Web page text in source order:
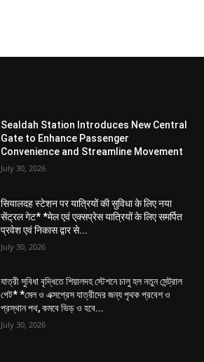
Sealdah Station Introduces New Central
Gate to Enhance Passenger
Convenience and Streamline Movement
July 30, 2026
सियालदह स्टेशन पर यात्रियों की सुविधा के लिए नया
सेंट्रल गेट* *मेल एवं एक्सप्रेस यात्रियों के लिए समर्पित
प्रवेश एवं निकास द्वार से...
July 30, 2026
যাত্রী সুবিধা বৃদ্ধিতে শিয়ালদহ স্টেশনে চালু হল নতুন সেন্ট্রাল
গেট* *মেল ও এক্সপ্রেস যাত্রীদের জন্য পৃথক প্রবেশ ও
প্রস্থান পথ, কমবে ভিড় ও হবে...
July 30, 2026